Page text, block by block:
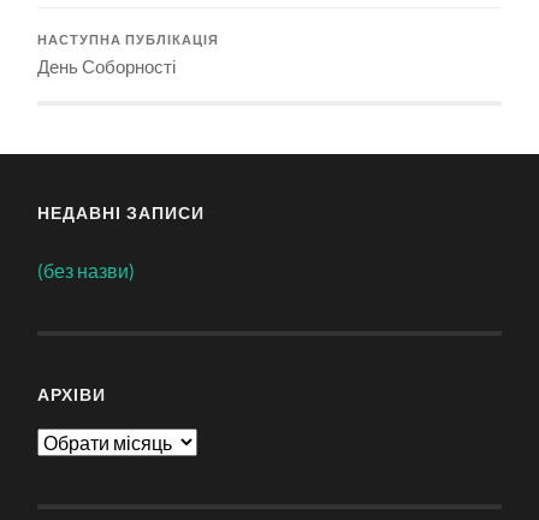
НАСТУПНА ПУБЛІКАЦІЯ
День Соборності
НЕДАВНІ ЗАПИСИ
(без назви)
АРХІВИ
Архіви